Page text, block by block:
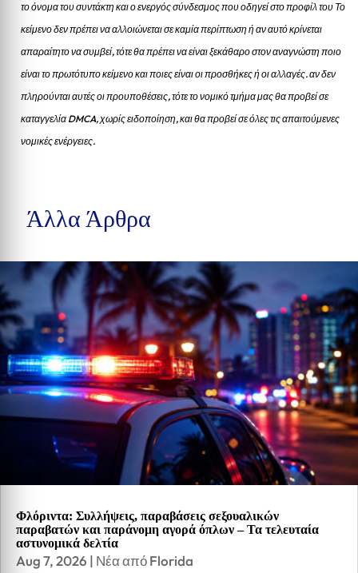
το όνομα του συντάκτη και ο ενεργός σύνδεσμος που οδηγεί στο προφίλ του Το
κείμενο δεν πρέπει να αλλοιώνεται σε καμία περίπτωση ή αν αυτό κρίνεται
απαραίτητο να συμβεί, τότε θα πρέπει να είναι ξεκάθαρο στον αναγνώστη ποιο
είναι το πρωτότυπο κείμενο και ποιες είναι οι προσθήκες ή οι αλλαγές. αν δεν
πληρούνται αυτές οι προυποθέσεις, τότε το νομικό τμήμα μας θα προβεί σε
καταγγελία DMCA, χωρίς ειδοποίηση, και θα προβεί σε όλες τις απαιτούμενες
νομικές ενέργειες.
Άλλα Άρθρα
Φλόριντα: Συλλήψεις, παραβάσεις σεξουαλικών
παραβατών και παράνομη αγορά όπλων – Τα τελευταία
αστυνομικά δελτία
Aug 7, 2026 | Νέα από Florida